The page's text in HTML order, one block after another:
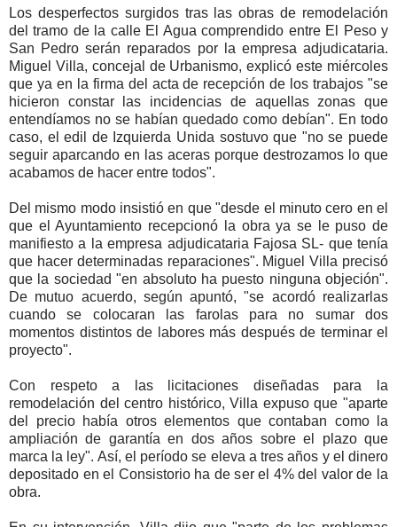
Los desperfectos surgidos tras las obras de remodelación
del tramo de la calle El Agua comprendido entre El Peso y
San Pedro serán reparados por la empresa adjudicataria.
Miguel Villa, concejal de Urbanismo, explicó este miércoles
que ya en la firma del acta de recepción de los trabajos "se
hicieron constar las incidencias de aquellas zonas que
entendíamos no se habían quedado como debían". En todo
caso, el edil de Izquierda Unida sostuvo que "no se puede
seguir aparcando en las aceras porque destrozamos lo que
acabamos de hacer entre todos".
Del mismo modo insistió en que "desde el minuto cero en el
que el Ayuntamiento recepcionó la obra ya se le puso de
manifiesto a la empresa adjudicataria Fajosa SL- que tenía
que hacer determinadas reparaciones". Miguel Villa precisó
que la sociedad "en absoluto ha puesto ninguna objeción".
De mutuo acuerdo, según apuntó, "se acordó realizarlas
cuando se colocaran las farolas para no sumar dos
momentos distintos de labores más después de terminar el
proyecto".
Con respeto a las licitaciones diseñadas para la
remodelación del centro histórico, Villa expuso que "aparte
del precio había otros elementos que contaban como la
ampliación de garantía en dos años sobre el plazo que
marca la ley". Así, el período se eleva a tres años y el dinero
depositado en el Consistorio ha de ser el 4% del valor de la
obra.